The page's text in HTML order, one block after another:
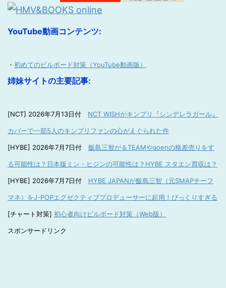
YouTube動画コンテンツ:
・ 初めてのビルボード対策（YouTube動画版）
姉妹サイトの主要記事:
[NCT] 2026年7月13日付 NCT WISHがキンプリ『シンデレラガール』
カバーで一部5人のキンプリファンの心がえぐられた件
[HYBE] 2026年7月7日付 飯島三智が＆TEAMやaoenの格差売りをす
る可能性は？日本版ミン・ヒジンの可能性は？HYBE スタエン買収は？
[HYBE] 2026年7月7日付 HYBE JAPANが飯島三智（元SMAPチーフ
マネ）をJ-POPエグゼクティブプロデューサーに起用！びっくりすぎる
[チャート対策] 初心者向けビルボード対策（Web版）
スポンサードリンク